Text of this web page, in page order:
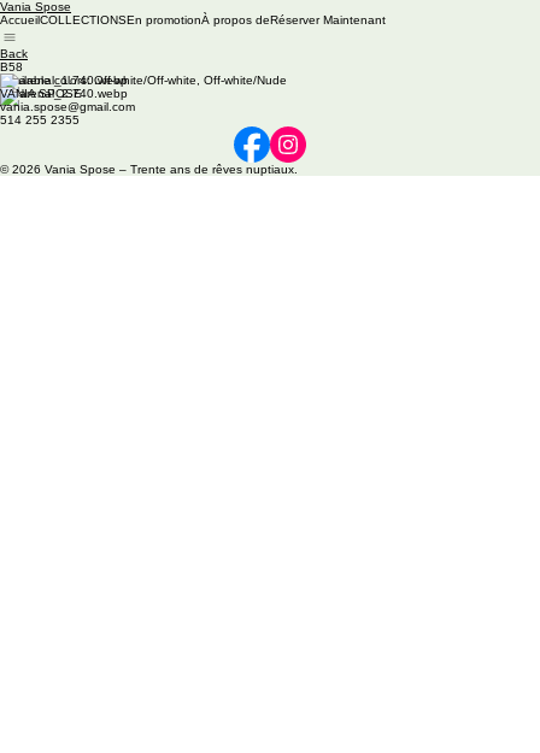
Vania Spose
AccueilCOLLECTIONSEn promotionÀ propos deRéserver Maintenant
Back
B58
Available colors: Off-white/Off-white, Off-white/Nude
VANIA SPOSE
vania.spose@gmail.com
514 255 2355
© 2026 Vania Spose – Trente ans de rêves nuptiaux.